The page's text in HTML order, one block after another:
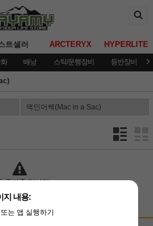
트셀러 ARCTERYX HYPERLITE
배낭 스틱/운행장비 등반장비
준비중 입니다.
지 내용:
는 앱 실행하기